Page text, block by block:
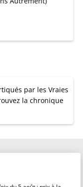
par les Vraies
la chronique